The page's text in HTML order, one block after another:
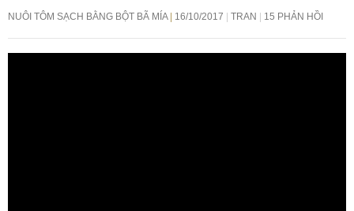
NUÔI TÔM SẠCH BẰNG BỘT BÃ MÍA 16/10/2017 TRAN 15 PHẢN HỒI